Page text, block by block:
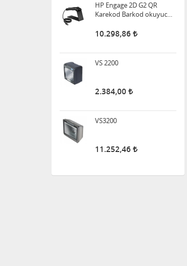
HP Engage 2D G2 QR
Karekod Barkod okuyucu
10.298,86
VS 2200
2.384,00
VS3200
11.252,46